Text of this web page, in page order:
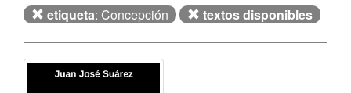
etiqueta: Concepción textos disponibles